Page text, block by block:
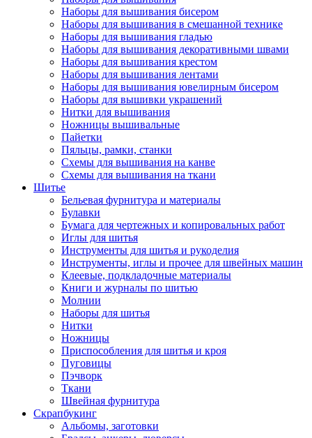
Наборы для вышивания бисером
Наборы для вышивания в смешанной технике
Наборы для вышивания гладью
Наборы для вышивания декоративными швами
Наборы для вышивания крестом
Наборы для вышивания лентами
Наборы для вышивания ювелирным бисером
Наборы для вышивки украшений
Нитки для вышивания
Ножницы вышивальные
Пайетки
Пяльцы, рамки, станки
Схемы для вышивания на канве
Схемы для вышивания на ткани
Шитье
Бельевая фурнитура и материалы
Булавки
Бумага для чертежных и копировальных работ
Иглы для шитья
Инструменты для шитья и рукоделия
Инструменты, иглы и прочее для швейных машин
Клеевые, подкладочные материалы
Книги и журналы по шитью
Молнии
Наборы для шитья
Нитки
Ножницы
Приспособления для шитья и кроя
Пуговицы
Пэчворк
Ткани
Швейная фурнитура
Скрапбукинг
Альбомы, заготовки